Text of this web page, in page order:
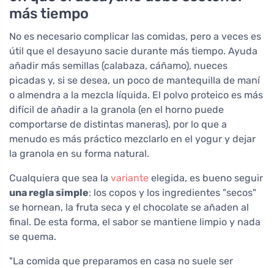
más tiempo
No es necesario complicar las comidas, pero a veces es
útil que el desayuno sacie durante más tiempo. Ayuda
añadir más semillas (calabaza, cáñamo), nueces
picadas y, si se desea, un poco de mantequilla de maní
o almendra a la mezcla líquida. El polvo proteico es más
difícil de añadir a la granola (en el horno puede
comportarse de distintas maneras), por lo que a
menudo es más práctico mezclarlo en el yogur y dejar
la granola en su forma natural.
Cualquiera que sea la variante elegida, es bueno seguir
una regla simple: los copos y los ingredientes "secos"
se hornean, la fruta seca y el chocolate se añaden al
final. De esta forma, el sabor se mantiene limpio y nada
se quema.
"La comida que preparamos en casa no suele ser